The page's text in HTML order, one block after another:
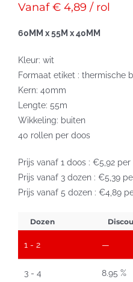
Vanaf € 4,89 / rol
60MM x 55M x 40MM
Kleur: wit
Formaat etiket : thermische
Kern: 40mm
Lengte: 55m
Wikkeling: buiten
40 rollen per doos
Prijs vanaf 1 doos : €5,92 per
Prijs vanaf 3 dozen : €5,39
Prijs vanaf 5 dozen : €4,89
Dozen
1 - 2 —
3 - 4 8.95 %